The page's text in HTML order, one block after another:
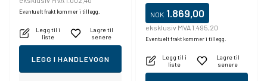
Eventuelt frakt kommer i tillegg.
Legg til i
liste
Lagre til
senere
LEGG I HANDLEVOGN
NOK 1.869,00
eksklusiv MVA 1.495,20
Eventuelt frakt kommer i tillegg.
Legg til i
liste
Lagre til
senere